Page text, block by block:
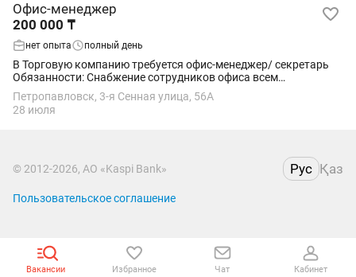
Офис-менеджер
200 000 ₸
нет опыта полный день
В Торговую компанию требуется офис-менеджер/ секретарь
Обязанности: Снабжение сотрудников офиса всем
необходимым для их работы. Контроль расходов на офисные
нужды. Прием звонков, регистрация...
Петропавловск, 3-я Сенная улица, 56А
28 июля
© 2012-2026, АО «Kaspi Bank» Рус Қаз
Пользовательское соглашение
Вакансии Избранное Чат Кабинет